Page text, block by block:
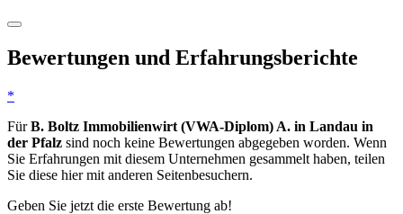
Bewertungen und Erfahrungsberichte
*
FürB. Boltz Immobilienwirt (VWA-Diplom) A. in Landau in
der Pfalz sind noch keine Bewertungen abgegeben worden. Wenn
Sie Erfahrungen mit diesem Unternehmen gesammelt haben, teilen
Sie diese hier mit anderen Seitenbesuchern.
Geben Sie jetzt die erste Bewertung ab!